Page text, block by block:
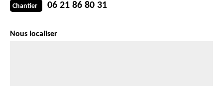
Chantier 06 21 86 80 31
Nous localiser